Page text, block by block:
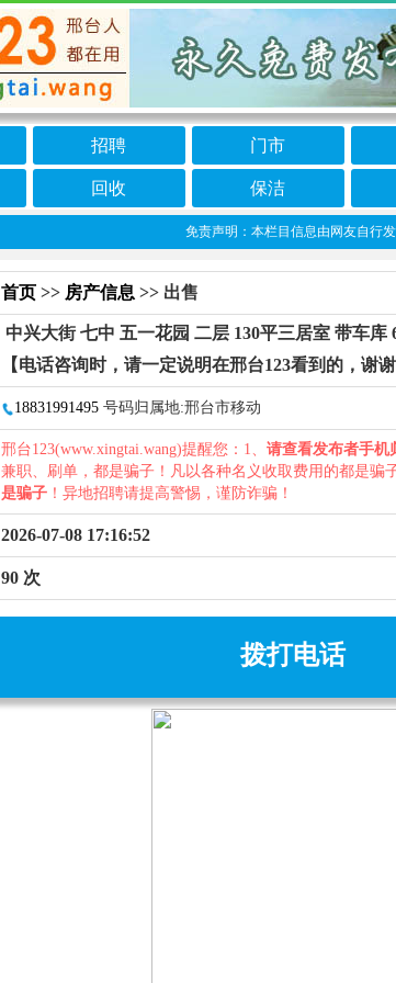
招聘 门市
回收 保洁
免责声明：本栏目信息由网友自行发
首页 >> 房产信息 >> 出售
中兴大街 七中 五一花园 二层 130平三居室 带车库
【电话咨询时，请一定说明在邢台123看到的，谢谢
18831991495 号码归属地:邢台市移动
邢台123(www.xingtai.wang)提醒您：1、 请查看发布者手机
兼职、刷单，都是骗子！凡以各种名义收取费用的都是骗
是骗子 ！异地招聘请提高警惕，谨防诈骗！
2026-07-08 17:16:52
90 次
拨打电话